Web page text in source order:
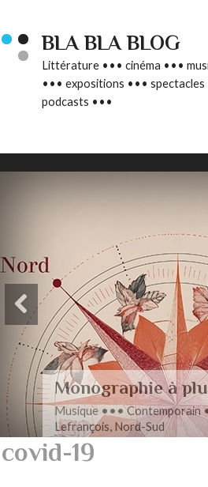
BLA BLA BLOG
Littérature ••• cinéma •••
••• expositions •••
podcasts •••
Romance en
Musique ••• Contemporain
Henninger, Romanza pour
covid-19